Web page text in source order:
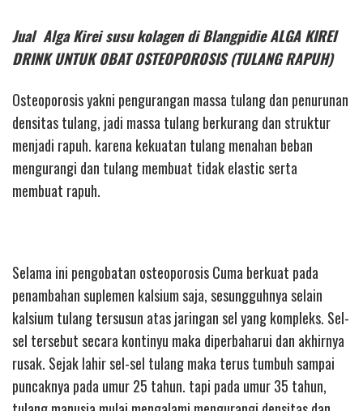
Jual Alga Kirei susu kolagen di Blangpidie ALGA KIREI
DRINK UNTUK OBAT OSTEOPOROSIS (TULANG RAPUH)
Osteoporosis yakni pengurangan massa tulang dan penurunan
densitas tulang, jadi massa tulang berkurang dan struktur
menjadi rapuh. karena kekuatan tulang menahan beban
mengurangi dan tulang membuat tidak elastic serta
membuat rapuh.
Selama ini pengobatan osteoporosis Cuma berkuat pada
penambahan suplemen kalsium saja, sesungguhnya selain
kalsium tulang tersusun atas jaringan sel yang kompleks. Sel-
sel tersebut secara kontinyu maka diperbaharui dan akhirnya
rusak. Sejak lahir sel-sel tulang maka terus tumbuh sampai
puncaknya pada umur 25 tahun. tapi pada umur 35 tahun,